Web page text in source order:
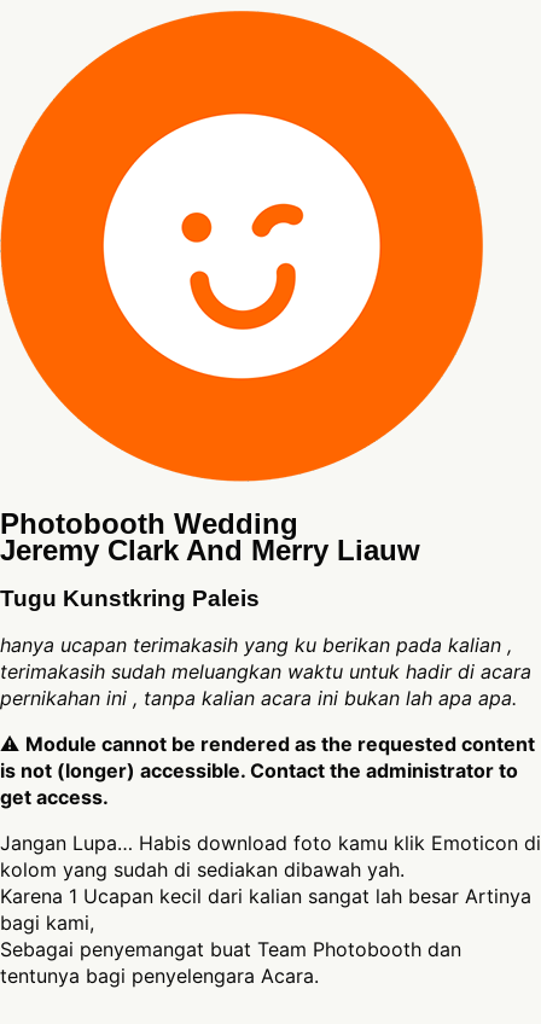
Photobooth Wedding
Jeremy Clark And Merry Liauw
Tugu Kunstkring Paleis
hanya ucapan terimakasih yang ku berikan pada kalian ,
terimakasih sudah meluangkan waktu untuk hadir di acara
pernikahan ini , tanpa kalian acara ini bukan lah apa apa.
⚠ Module cannot be rendered as the requested content
is not (longer) accessible. Contact the administrator to
get access.
Jangan Lupa… Habis download foto kamu klik Emoticon di
kolom yang sudah di sediakan dibawah yah.
Karena 1 Ucapan kecil dari kalian sangat lah besar Artinya
bagi kami,
Sebagai penyemangat buat Team Photobooth dan
tentunya bagi penyelengara Acara.